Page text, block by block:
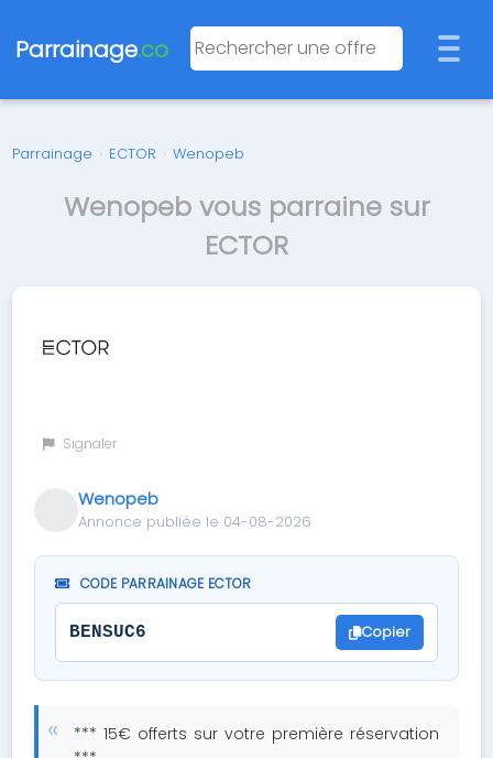
Parrainage.co
Parrainage › ECTOR › Wenopeb
Wenopeb vous parraine sur
ECTOR
Signaler
Wenopeb
Annonce publiée le 04-08-2026
CODE PARRAINAGE ECTOR
BENSUC6 Copier
*** 15€ offerts sur votre première réservation